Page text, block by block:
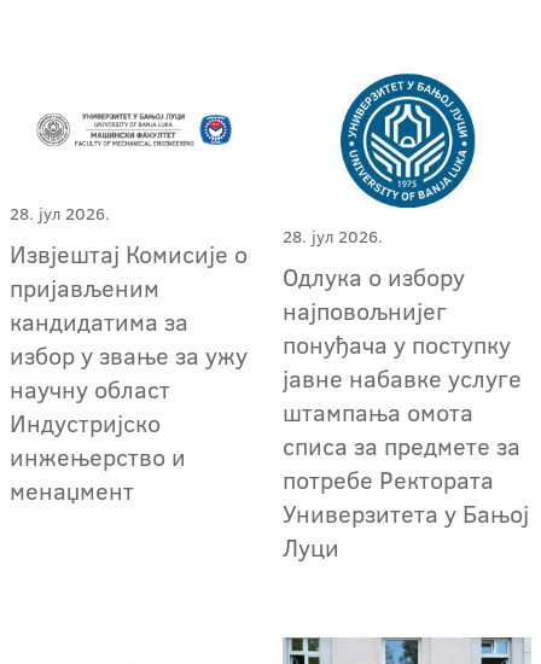
28. јул 2026.
Извјештај Комисије о
пријављеним
кандидатима за
избор у звање за ужу
научну област
Индустријско
инжењерство и
менаџмент
28. јул 2026.
Одлука о избору
најповољнијег
понуђача у поступку
јавне набавке услуге
штампања омота
списа за предмете за
потребе Ректората
Универзитета у Бањој
Луци